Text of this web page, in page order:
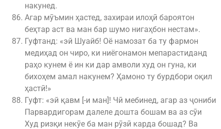
накунед.
Агар мӯъмин ҳастед, захираи илоҳӣ бароятон
беҳтар аст ва ман бар шумо нигаҳбон нестам».
Гуфтанд: «эй Шуайб! Оё намозат ба ту фармон
медиҳад он чиро, ки ниёгонамон мепарастиданд
раҳо кунем ё ин ки дар амволи худ он гуна, ки
бихоҳем амал накунем? Ҳамоно ту бурдбори оқил
ҳастӣ!»
Гуфт: «эй қавм [-и ман]! Чӣ мебинед, агар аз ҷониби
Парвардигорам далеле дошта бошам ва аз сӯи
Худ ризқи некӯе ба ман рӯзӣ карда бошад? Ва